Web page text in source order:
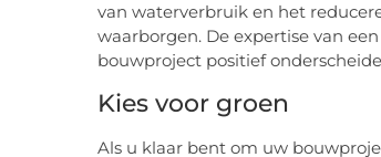
van waterverbruik en het
waarborgen. De expertise van
bouwproject positief
Kies voor groen
Als u klaar bent om uw